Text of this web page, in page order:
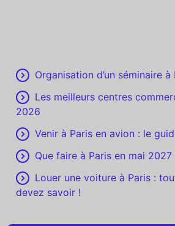
Organisation d’un séminaire
Les meilleurs centres
2026
Venir à Paris en avion : le
Que faire à Paris en mai 2027
Louer une voiture à Paris :
devez savoir !